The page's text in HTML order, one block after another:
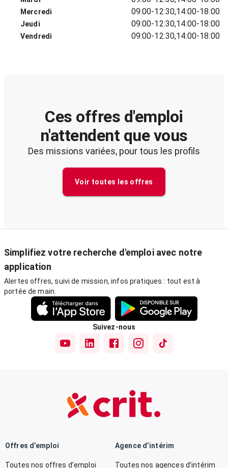
Mercredi 09:00-12:30,14:00-18:00
Jeudi 09:00-12:30,14:00-18:00
Vendredi 09:00-12:30,14:00-18:00
Ces offres d'emploi
n'attendent que vous
Des missions variées, pour tous les profils
Voir toutes les offres
Simplifiez votre recherche d'emploi avec notre
application
Alertes offres, suivi de mission, infos pratiques : tout est à
portée de main.
Suivez-nous
Offres d’emploi
Toutes nos offres d’emploi
Agence d’intérim
Toutes nos agences d’intérim